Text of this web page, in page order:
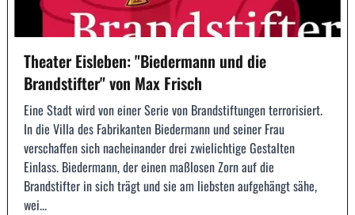
Theater Eisleben: "Biedermann und die
Brandstifter" von Max Frisch
Eine Stadt wird von einer Serie von Brandstiftungen terrorisiert.
In die Villa des Fabrikanten Biedermann und seiner Frau
verschaffen sich nacheinander drei zwielichtige Gestalten
Einlass. Biedermann, der einen maßlosen Zorn auf die
Brandstifter in sich trägt und sie am liebsten aufgehängt sähe,
wei...